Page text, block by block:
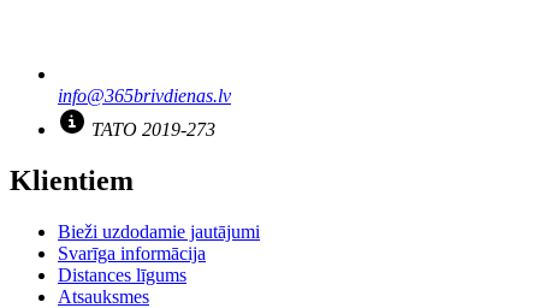
info@365brivdienas.lv
TATO 2019-273
Klientiem
Bieži uzdodamie jautājumi
Svarīga informācija
Distances līgums
Atsauksmes